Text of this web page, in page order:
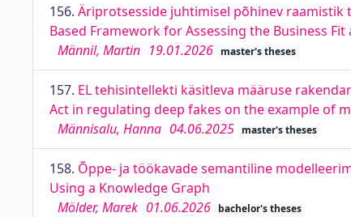
156. Äriprotsesside juhtimisel põhinev raamistik
Based Framework for Assessing the Business
Männil, Martin 19.01.2026 master's theses
157. EL tehisintellekti käsitleva määruse
Act in regulating deep fakes on the example of
Männisalu, Hanna 04.06.2025 master's theses
158. Õppe- ja töökavade semantiline
Using a Knowledge Graph
Mölder, Marek 01.06.2026 bachelor's theses